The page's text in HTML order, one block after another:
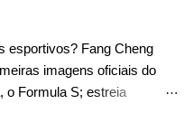
de domínio de energia.
de software como
a ser vendido com
para a identidade visual
mas ainda sem
mudança já seja tão
esportivos? Fang Cheng
imagens oficiais do
o Formula S; estreia